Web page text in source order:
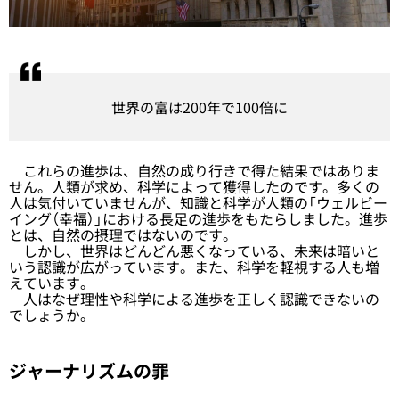
世界の富は200年で100倍に
これらの進歩は、自然の成り行きで得た結果ではありま
せん。人類が求め、科学によって獲得したのです。多くの
人は気付いていませんが、知識と科学が人類の「ウェルビー
イング（幸福）」における長足の進歩をもたらしました。進歩
とは、自然の摂理ではないのです。
しかし、世界はどんどん悪くなっている、未来は暗いと
いう認識が広がっています。また、科学を軽視する人も増
えています。
人はなぜ理性や科学による進歩を正しく認識できないの
でしょうか。
ジャーナリズムの罪